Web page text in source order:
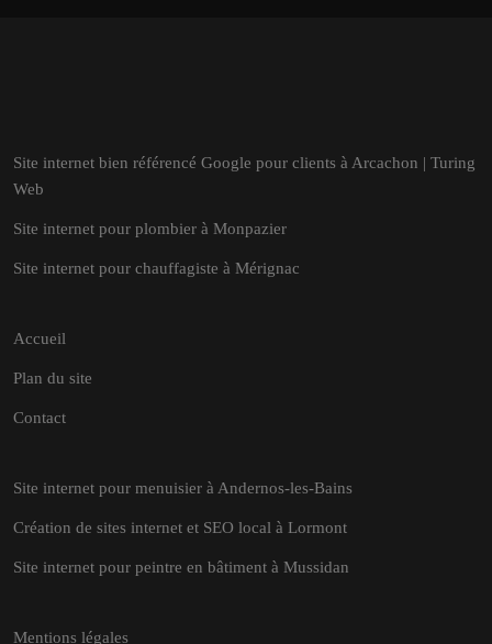
Site internet bien référencé Google pour clients à Arcachon | Turing
Web
Site internet pour plombier à Monpazier
Site internet pour chauffagiste à Mérignac
Accueil
Plan du site
Contact
Site internet pour menuisier à Andernos-les-Bains
Création de sites internet et SEO local à Lormont
Site internet pour peintre en bâtiment à Mussidan
Mentions légales